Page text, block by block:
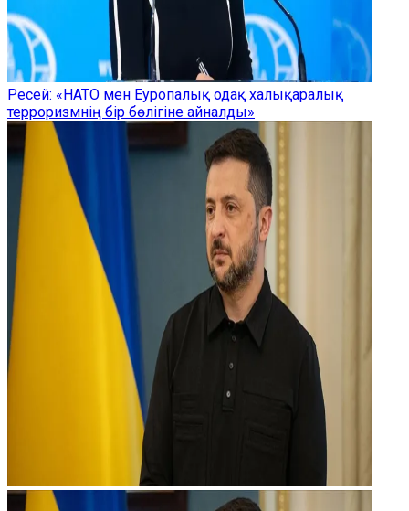
Ресей: «НАТО мен Еуропалық одақ халықаралық
терроризмнің бір бөлігіне айналды»